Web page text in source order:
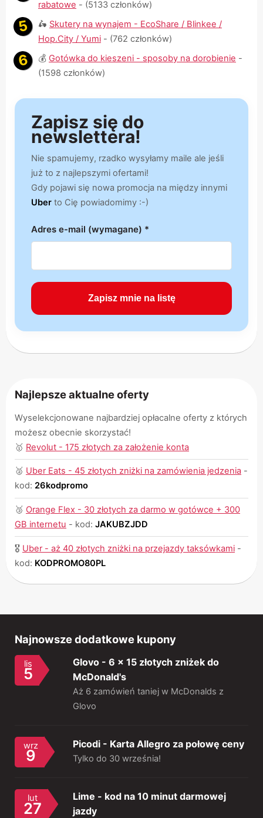
rabatowe - (5133 członków)
🛵 Skutery na wynajem - EcoShare / Blinkee /
Hop.City / Yumi - (762 członków)
💰 Gotówka do kieszeni - sposoby na dorobienie -
(1598 członków)
Zapisz się do
newslettera!
Nie spamujemy, rzadko wysyłamy maile ale jeśli
już to z najlepszymi ofertami!
Gdy pojawi się nowa promocja na między innymi
Uber to Cię powiadomimy :-)
Adres e-mail (wymagane) *
Najlepsze aktualne oferty
Wyselekcjonowane najbardziej opłacalne oferty z których
możesz obecnie skorzystać!
🥇 Revolut - 175 złotych za założenie konta
🥈 Uber Eats - 45 złotych zniżki na zamówienia jedzenia -
kod: 26kodpromo
🥉 Orange Flex - 30 złotych za darmo w gotówce + 300
GB internetu - kod: JAKUBZJDD
🎖 Uber - aż 40 złotych zniżki na przejazdy taksówkami -
kod: KODPROMO80PL
Najnowsze dodatkowe kupony
lis
5
Glovo - 6 x 15 złotych zniżek do
McDonald's
Aż 6 zamówień taniej w McDonalds z
Glovo
wrz
9
Picodi - Karta Allegro za połowę ceny
Tylko do 30 września!
lut
27
Lime - kod na 10 minut darmowej
jazdy